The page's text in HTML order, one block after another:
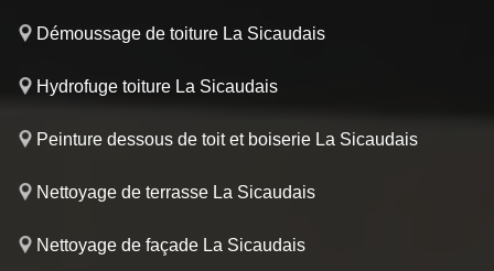
Démoussage de toiture La Sicaudais
Hydrofuge toiture La Sicaudais
Peinture dessous de toit et boiserie La Sicaudais
Nettoyage de terrasse La Sicaudais
Nettoyage de façade La Sicaudais